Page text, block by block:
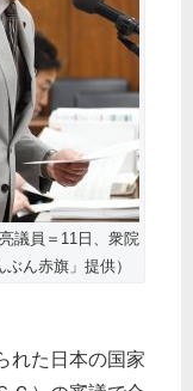
議員＝11日、衆院
ん赤旗」提供）
れた日本の国家